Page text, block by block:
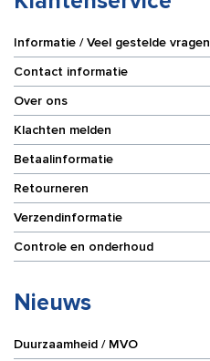
Informatie / Veel gestelde vragen
Contact informatie
Over ons
Klachten melden
Betaalinformatie
Retourneren
Verzendinformatie
Controle en onderhoud
Nieuws
Duurzaamheid / MVO